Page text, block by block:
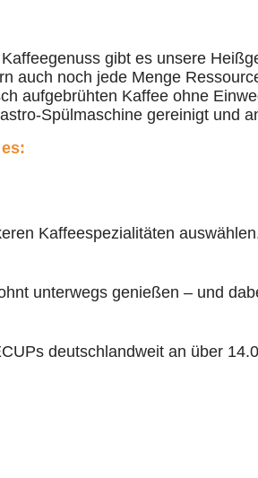
gibt es unsere
auch noch jede Menge
aufgebrühten Kaffee ohne
Spülmaschine gereinigt und
Kaffeespezialitäten
unterwegs genießen – und
deutschlandweit an über